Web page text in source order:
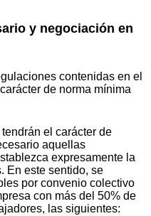
y negociación en
contenidas en el
de norma mínima
el carácter de
aquellas
expresamente la
En este sentido, se
por convenio colectivo
con más del 50% de
las siguientes: